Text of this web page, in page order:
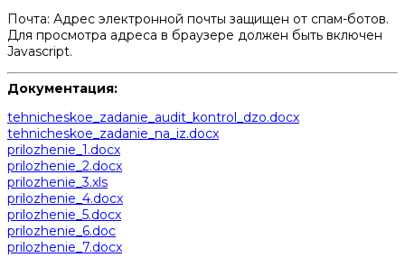
Почта: Адрес электронной почты защищен от спам-ботов.
Для просмотра адреса в браузере должен быть включен
Javascript.
Документация:
tehnicheskoe_zadanie_audit_kontrol_dzo.docx
tehnicheskoe_zadanie_na_iz.docx
prilozhenie_1.docx
prilozhenie_2.docx
prilozhenie_3.xls
prilozhenie_4.docx
prilozhenie_5.docx
prilozhenie_6.doc
prilozhenie_7.docx